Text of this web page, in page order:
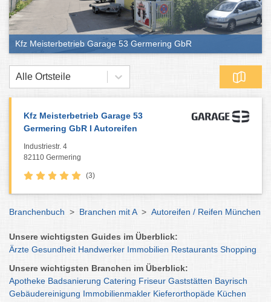
Kfz Meisterbetrieb Garage 53 Germering GbR
Alle Ortsteile
Kfz Meisterbetrieb Garage 53
Germering GbR I Autoreifen
Industriestr. 4
82110 Germering
(3)
Branchenbuch > Branchen mit A > Autoreifen / Reifen München
Unsere wichtigsten Guides im Überblick:
Ärzte Gesundheit Handwerker Immobilien Restaurants Shopping
Unsere wichtigsten Branchen im Überblick:
Apotheke Badsanierung Catering Friseur Gaststätten Bayrisch
Gebäudereinigung Immobilienmakler Kieferorthopäde Küchen